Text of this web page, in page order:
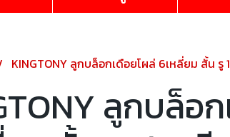
KINGTONY ลูกบล็อกเดือยโผล่ 6เหลี่ยม สั้น รู
ลูกบล็อ